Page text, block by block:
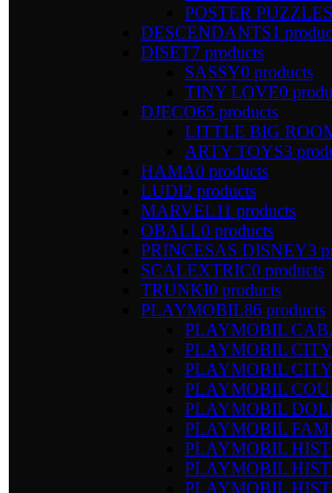
POSTER
DESCENDANTS1
DISET7 products
SASSY0 products
TINY LOVE0
DJECO65 products
LITTLE BIG
ARTY TOYS3
HAMA0 products
LUDI2 products
MARVEL11 products
OBALL0 products
PRINCESAS DISNEY3
SCALEXTRIC0 products
TRUNKI0 products
PLAYMOBIL86 products
PLAYMOBIL
PLAYMOBIL
PLAYMOBIL
PLAYMOBIL
PLAYMOBIL
PLAYMOBIL
PLAYMOBIL
PLAYMOBIL
PLAYMOBIL